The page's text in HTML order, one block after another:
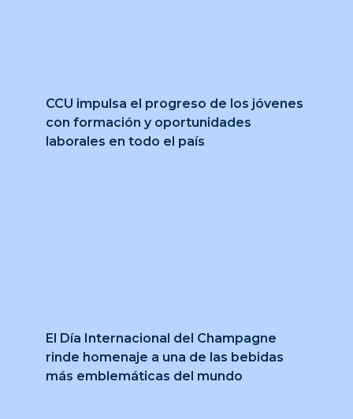
CCU impulsa el progreso de los jóvenes
con formación y oportunidades
laborales en todo el país
El Día Internacional del Champagne
rinde homenaje a una de las bebidas
más emblemáticas del mundo